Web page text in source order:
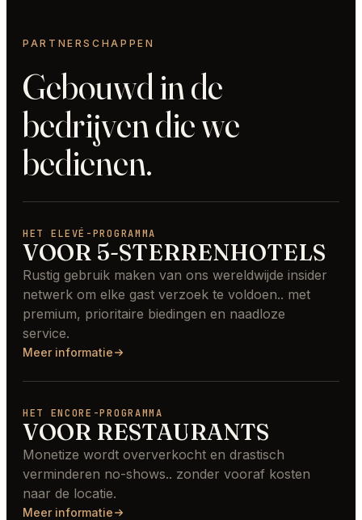
PARTNERSCHAPPEN
Gebouwd in de
bedrijven die we
bedienen.
HET ELEVÉ-PROGRAMMA
VOOR 5-STERRENHOTELS
Rustig gebruik maken van ons wereldwijde insider
netwerk om elke gast verzoek te voldoen.. met
premium, prioritaire biedingen en naadloze
service.
Meer informatie
HET ENCORE-PROGRAMMA
VOOR RESTAURANTS
Monetize wordt oververkocht en drastisch
verminderen no-shows.. zonder vooraf kosten
naar de locatie.
Meer informatie